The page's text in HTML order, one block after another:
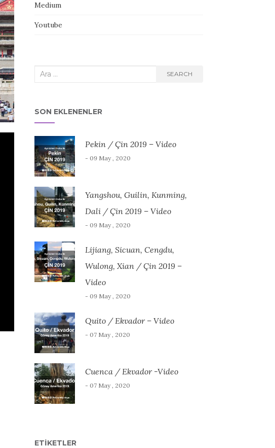
Medium
Youtube
Search
SEARCH
SON EKLENENLER
Pekin / Çin 2019 – Video
- 09 May , 2020
Yangshou, Guilin, Kunming,
Dali / Çin 2019 – Video
- 09 May , 2020
Lijiang, Sicuan, Cengdu,
Wulong, Xian / Çin 2019 –
Video
- 09 May , 2020
Quito / Ekvador – Video
- 07 May , 2020
Cuenca / Ekvador -Video
- 07 May , 2020
ETIKETLER